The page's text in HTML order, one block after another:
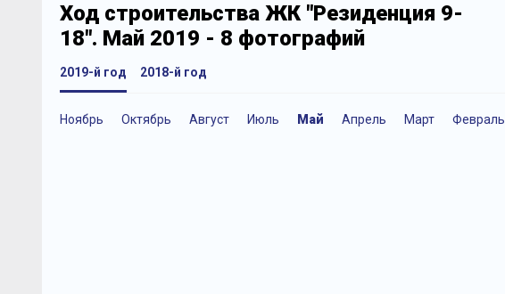
Ход строительства ЖК "Резиденция 9-
18". Май 2019 - 8 фотографий
2019-й год
Ноябрь Октябрь Август Июль Май Апрель Март Февраль
2018-й год